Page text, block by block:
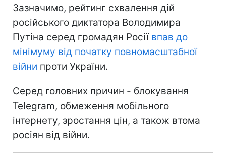
Зазначимо, рейтинг схвалення дій
російського диктатора Володимира
Путіна серед громадян Росії впав до
мінімуму від початку повномасштабної
війни проти України.
Серед головних причин - блокування
Telegram, обмеження мобільного
інтернету, зростання цін, а також втома
росіян від війни.